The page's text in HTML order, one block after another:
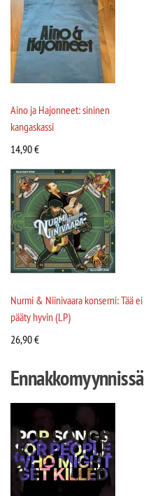
Aino ja Hajonneet: sininen
kangaskassi
14,90€
Nurmi & Niinivaara konserni: Tää ei
pääty hyvin (LP)
26,90€
Ennakkomyynnissä